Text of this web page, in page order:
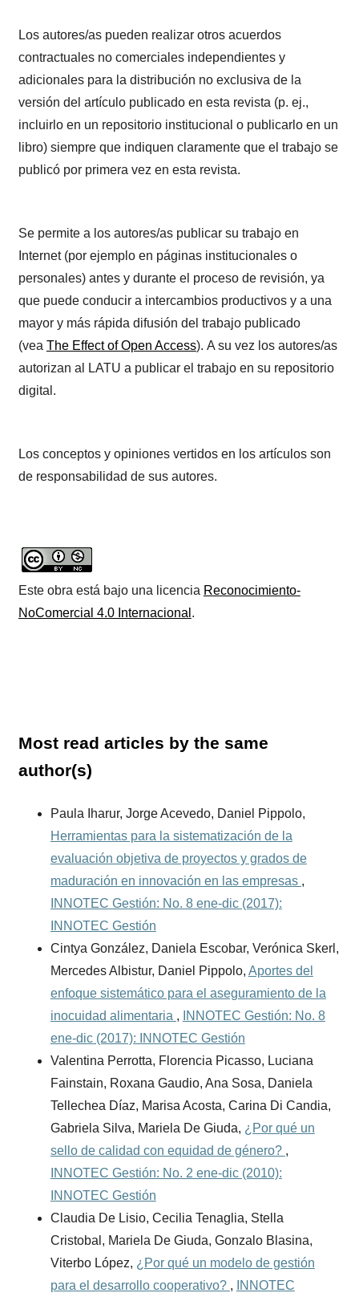
Los autores/as pueden realizar otros acuerdos
contractuales no comerciales independientes y
adicionales para la distribución no exclusiva de la
versión del artículo publicado en esta revista (p. ej.,
incluirlo en un repositorio institucional o publicarlo en un
libro) siempre que indiquen claramente que el trabajo se
publicó por primera vez en esta revista.
Se permite a los autores/as publicar su trabajo en
Internet (por ejemplo en páginas institucionales o
personales) antes y durante el proceso de revisión, ya
que puede conducir a intercambios productivos y a una
mayor y más rápida difusión del trabajo publicado
(vea The Effect of Open Access). A su vez los autores/as
autorizan al LATU a publicar el trabajo en su repositorio
digital.
Los conceptos y opiniones vertidos en los artículos son
de responsabilidad de sus autores.
Este obra está bajo una licencia Reconocimiento-
NoComercial 4.0 Internacional .
Most read articles by the same
author(s)
Paula Iharur, Jorge Acevedo, Daniel Pippolo,
Herramientas para la sistematización de la
evaluación objetiva de proyectos y grados de
maduración en innovación en las empresas ,
INNOTEC Gestión: No. 8 ene-dic (2017):
INNOTEC Gestión
Cintya González, Daniela Escobar, Verónica Skerl,
Mercedes Albistur, Daniel Pippolo, Aportes del
enfoque sistemático para el aseguramiento de la
inocuidad alimentaria ,
INNOTEC Gestión: No. 8
ene-dic (2017): INNOTEC Gestión
Valentina Perrotta, Florencia Picasso, Luciana
Fainstain, Roxana Gaudio, Ana Sosa, Daniela
Tellechea Díaz, Marisa Acosta, Carina Di Candia,
Gabriela Silva, Mariela De Giuda, ¿Por qué un
sello de calidad con equidad de género? ,
INNOTEC Gestión: No. 2 ene-dic (2010):
INNOTEC Gestión
Claudia De Lisio, Cecilia Tenaglia, Stella
Cristobal, Mariela De Giuda, Gonzalo Blasina,
Viterbo López, ¿Por qué un modelo de gestión
para el desarrollo cooperativo? ,
INNOTEC